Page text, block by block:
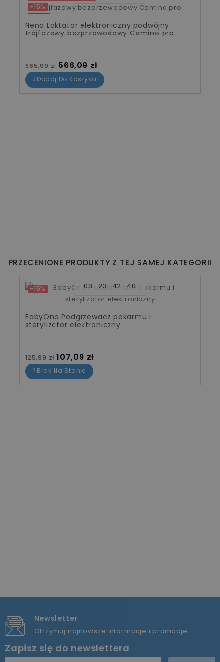
-15%
Nowy
Neno Laktator elektroniczny podwójny
trójfazowy bezprzewodowy Camino pro
Cena standardowa
665,99 zł Cena
566,09 zł
Dodaj Do Koszyka
PRZECENIONE PRODUKTY Z TEJ SAMEJ KATEGORII
-15% 03 23 42 40
BabyOno Podgrzewacz pokarmu i
sterylizator elektroniczny
Cena standardowa
125,99 zł Cena
107,09 zł
Brak Na Stanie
Newsletter
Otrzymuj najnowsze informacje i promocje
Zapisz się do newslettera